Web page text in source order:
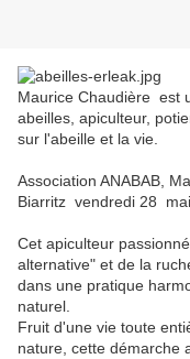
Maurice Chaudière est
abeilles, apiculteur,
sur l'abeille et la vie.
Association ANABAB,
Biarritz vendredi 28
Cet apiculteur
alternative" et de la
dans une pratique
naturel.
Fruit d'une vie toute
nature, cette démarche